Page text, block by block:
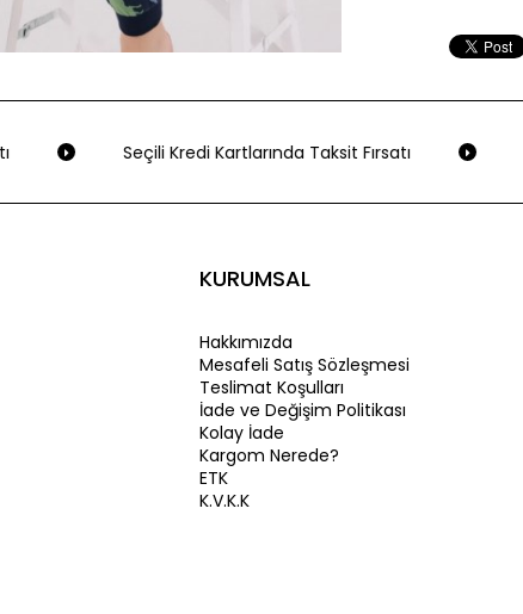
Seçili Kredi Kartlarında Taksit Fırsatı
KURUMSAL
Hakkımızda
Mesafeli Satış Sözleşmesi
Teslimat Koşulları
İade ve Değişim Politikası
Kolay İade
Kargom Nerede?
ETK
K.V.K.K